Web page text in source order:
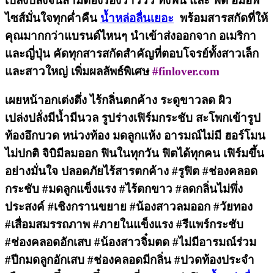
ไซส์มั่นใจทุกค่ำคืน น้ำหล่อลื่นเยอะ พร้อมสารสกัดที่ให้
คุณมากกว่าแบรนด์ไหนๆ นำเข้าส่งออกจาก อเมริกา
และญี่ปุ่น คัดทุกสารสกัดสำคัญที่ตอบโจรย์ทั้งสาวเล็ก
และสาวใหญ่ เพิ่มผลลัพธ์พิเศษ#finlover.com
เผยหน้าอกเต่งตึ่ง ไร้กลิ่นตกค้าง ระดูขาวลด ผิว
เปล่งปลั่งมีน้ำมีนวล รูปร่างเฟิร์มกระชับ สะโพกเข้ารูป
ท้องอึกบวด หน่วงท้อง มดลูกแห้ง อารมณ์ไม่มี ฮอร์โมน
ไม่ปกติ จิบิมีลมออก ฟินในทุกวัน ฟิตได้ทุกคน เฟิร์มขึ้น
อย่างมั่นใจ ปลอดภัยไร้สารตกค้าง #รูฟิต #ช่องคลอด
กระชับ #มดลูกแข็งแรง #ไร้ตกขาว #ลดกลิ่นไม่พึ่ง
ประสงค์ #เชิงกรานขยาย #น้องสาวลมออก #วัยทอง
#เสื่อมสมรรถภาพ #ภายในแข็งแรง #รีแพร์กระชับ
#ช่องคลอดอักเสบ #น้องสาวจิ๋มตด #ไม่มีอารมณ์ร่วม
#ปีกมดลูกอักเสบ #ช่องคลอดมีกลิ่น #ปวดท้องประจำ